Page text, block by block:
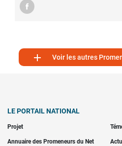
 Voir les autres
LE PORTAIL NATIONAL
Projet
Annuaire des Promeneurs du Net